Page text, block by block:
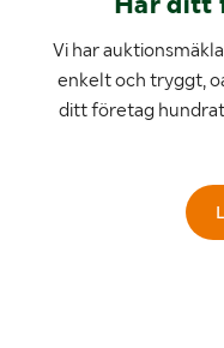
Vi har
enkelt och tryggt,
ditt företag